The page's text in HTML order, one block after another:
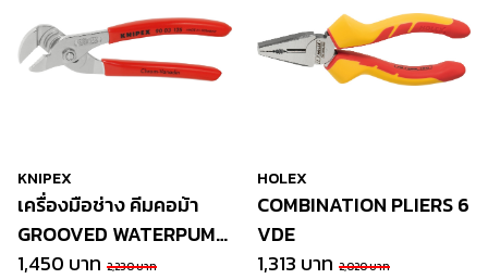
KNIPEX
เครื่องมือช่าง คีมคอม้า
GROOVED WATERPUMP
PLIER, CHROMED
1,450 บาท 2,230 บาท
HOLEX
COMBINATION PLIERS 6
VDE
1,313 บาท 2,020 บาท